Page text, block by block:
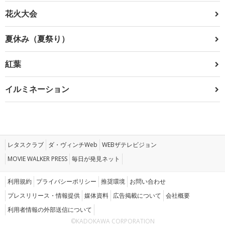
花火大会
夏休み（夏祭り）
紅葉
イルミネーション
レタスクラブ ダ・ヴィンチWeb WEBザテレビジョン
MOVIE WALKER PRESS 毎日が発見ネット
利用規約 プライバシーポリシー 推奨環境 お問い合わせ
プレスリリース・情報提供 媒体資料 広告掲載について 会社概要
利用者情報の外部送信について
©KADOKAWA CORPORATION